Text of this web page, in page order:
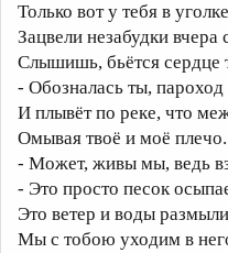
Только вот у тебя в
Зацвели незабудки вчера
Слышишь, бьётся сердце
- Обозналась ты, пароход
И плывёт по реке, что
Омывая твоё и моё плечо.
- Может, живы мы, ведь
- Это просто песок
Это ветер и воды
Мы с тобою уходим в